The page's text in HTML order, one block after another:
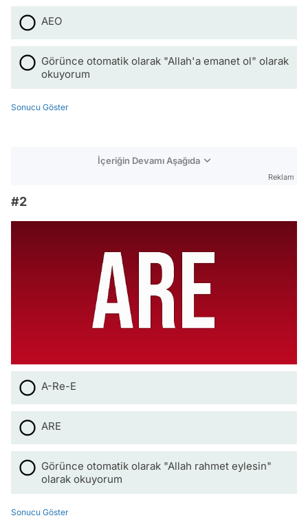
AEO
Görünce otomatik olarak "Allah'a emanet ol" olarak
okuyorum
Sonucu Göster
İçeriğin Devamı Aşağıda
Reklam
#2
A-Re-E
ARE
Görünce otomatik olarak "Allah rahmet eylesin"
olarak okuyorum
Sonucu Göster